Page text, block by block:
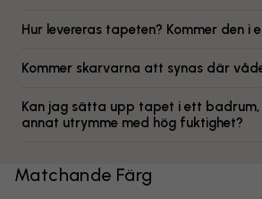
Hur levereras tapeten? Kommer den i
Kommer skarvarna att synas där
Kan jag sätta upp tapet i ett badrum,
annat utrymme med hög fuktighet?
Matchande Färg